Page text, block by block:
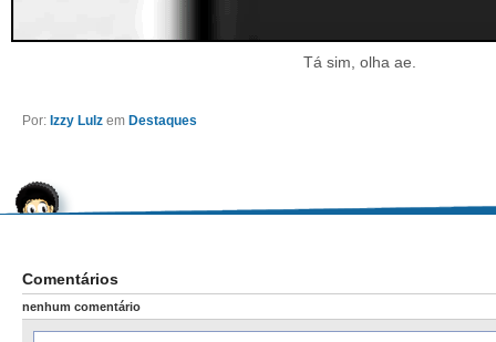
Tá sim, olha ae.
Por: Izzy Lulz em Destaques
Comentários
nenhum comentário